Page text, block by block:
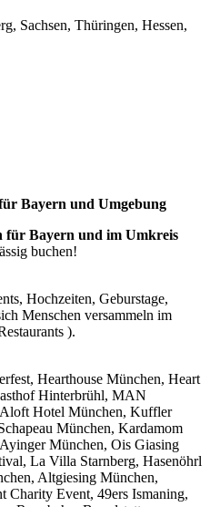
Sachsen, Thüringen, Hessen,
Bayern und Umgebung
für Bayern und im Umkreis
buchen!
Hochzeiten, Geburstage,
Menschen versammeln im
).
Hearthouse München, Heart
Hinterbrühl, MAN
Hotel München, Kuffler
München, Kardamom
München, Ois Giasing
La Villa Starnberg, Hasenöhrl
Altgiesing München,
Charity Event, 49ers Ismaning,